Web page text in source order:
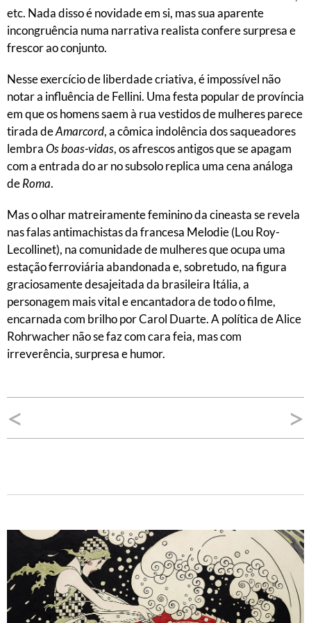
etc. Nada disso é novidade em si, mas sua aparente
incongruência numa narrativa realista confere surpresa e
frescor ao conjunto.
Nesse exercício de liberdade criativa, é impossível não
notar a influência de Fellini. Uma festa popular de província
em que os homens saem à rua vestidos de mulheres parece
tirada deAmarcord, a cômica indolência dos saqueadores
lembraOs boas-vidas, os afrescos antigos que se apagam
com a entrada do ar no subsolo replica uma cena análoga
deRoma.
Mas o olhar matreiramente feminino da cineasta se revela
nas falas antimachistas da francesa Melodie (Lou Roy-
Lecollinet), na comunidade de mulheres que ocupa uma
estação ferroviária abandonada e, sobretudo, na figura
graciosamente desajeitada da brasileira Itália, a
personagem mais vital e encantadora de todo o filme,
encarnada com brilho por Carol Duarte. A política de Alice
Rohrwacher não se faz com cara feia, mas com
irreverência, surpresa e humor.
Navegação
de
< >